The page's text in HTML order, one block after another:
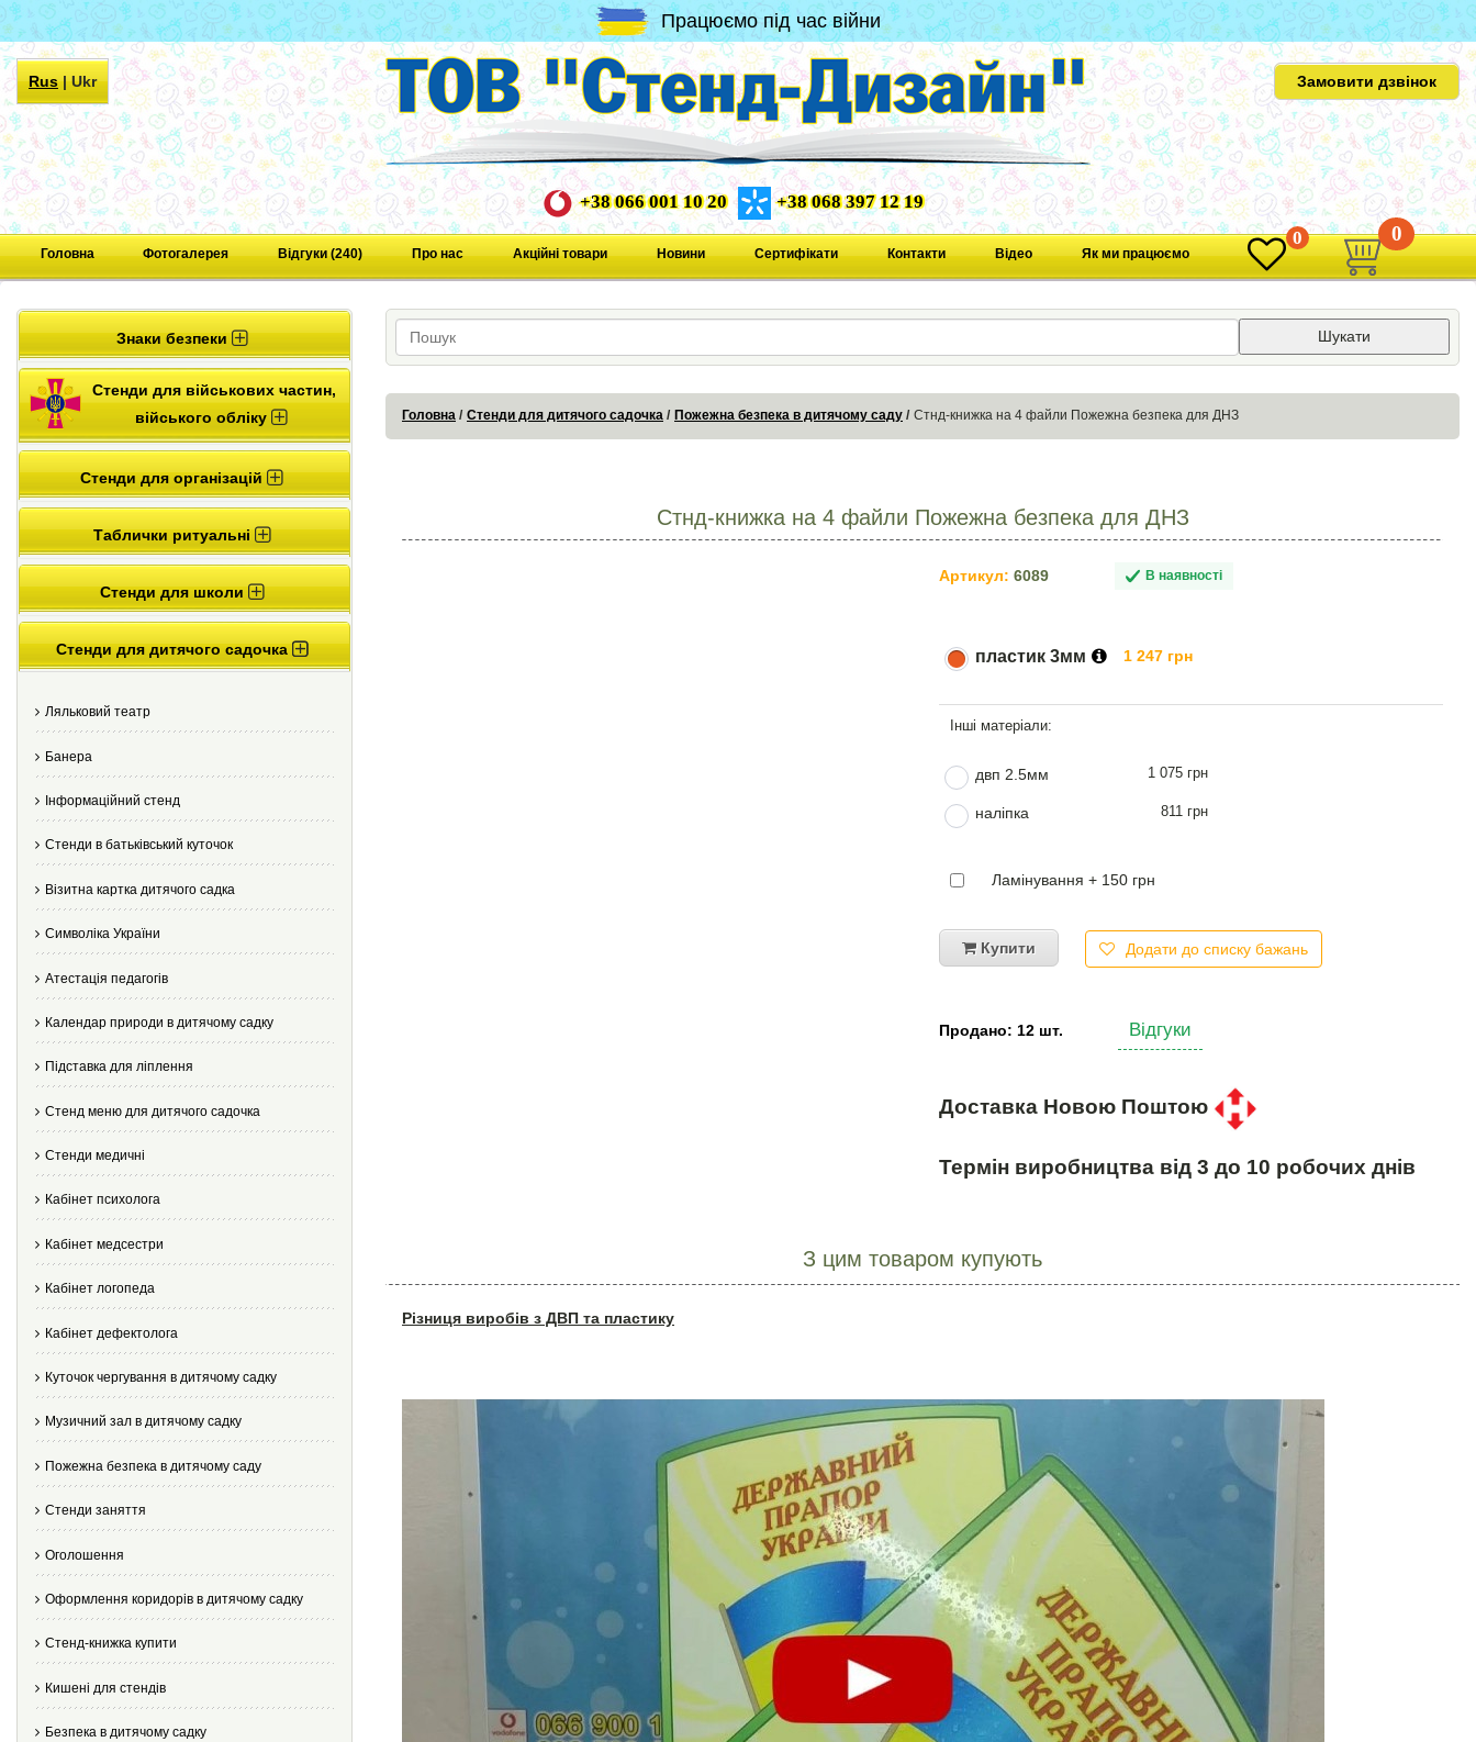
Працюємо під час війни
Rus|Ukr Замовити дзвінок
+38 066 001 10 20 +38 068 397 12 19
Головна Фотогалерея Відгуки (240) Про нас Акційні товари Новини Сертифікати Контакти Відео Як ми працюємо
0 0
Знаки безпеки
Стенди для військових частин,
війського обліку
Стенди для організацій
Таблички ритуальні
Стенди для школи
Стенди для дитячого садочка
Ляльковий театр
Банера
Інформаційний стенд
Стенди в батьківський куточок
Візитна картка дитячого садка
Cимволіка України
Атестація педагогів
Календар природи в дитячому садку
Підставка для ліплення
Стенд меню для дитячого садочка
Стенди медичні
Кабінет психолога
Кабінет медсестри
Кабінет логопеда
Кабінет дефектолога
Куточок чергування в дитячому садку
Музичний зал в дитячому садку
Пожежна безпека в дитячому саду
Стенди заняття
Оголошення
Оформлення коридорів в дитячому садку
Стенд-книжка купити
Кишені для стендів
Безпека в дитячому садку
Шукати
Головна Стенди для дитячого садочка Пожежна безпека в дитячому саду Стнд-книжка на 4 файли Пожежна безпека для ДНЗ
Стнд-книжка на 4 файли Пожежна безпека для ДНЗ
Артикул: 6089 В наявності
пластик 3мм 1 247 грн
двп 2.5мм 1 075 грн
наліпка 811 грн
Ламінування + 150 грн
Купити Додати до списку бажань
Продано: 12 шт. Відгуки
Доставка Новою Поштою
Термін виробництва від 3 до 10 робочих днів
З цим товаром купують
Різниця виробів з ДВП та пластику